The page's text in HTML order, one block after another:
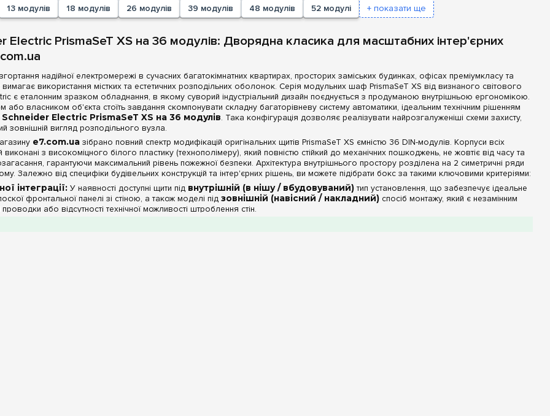
13 модулів 18 модулів 26 модулів 39 модулів 48 модулів 52 модулі + показати ще
Electric PrismaSeT XS на 36 модулів: Дворядна класика для масштабних інтер'єрних
надійної електромережі в сучасних багатокімнатних квартирах, просторих заміських будинках, офісах преміумкласу та
використання містких та естетичних розподільних оболонок. Серія модульних шаф PrismaSeT XS від визнаного світового
є еталонним зразком обладнання, в якому суворий індустріальний дизайн поєднується з продуманою внутрішньою ергономікою.
або власником об'єкта стоїть завдання скомпонувати складну багаторівневу систему автоматики, ідеальним технічним рішенням
Electric PrismaSeT XS на 36 модулів. Така конфігурація дозволяє реалізувати найрозгалуженіші схеми захисту,
зовнішній вигляд розподільного вузла.
e7.com.ua зібрано повний спектр модифікацій оригінальних щитів PrismaSeT XS ємністю 36 DIN-модулів. Корпуси всіх
з високоміцного білого пластику (технополімеру), який повністю стійкий до механічних пошкоджень, не жовтіє від часу та
гарантуючи максимальний рівень пожежної безпеки. Архітектура внутрішнього простору розділена на 2 симетричні ряди
Залежно від специфіки будівельних конструкцій та інтер'єрних рішень, ви можете підібрати бокс за такими ключовими критеріями:
інтеграції:У наявності доступні щити під внутрішній (в нішу / вбудовуваний)тип установлення, що забезпечує ідеальне
фронтальної панелі зі стіною, а також моделі під зовнішній (навісний / накладний)спосіб монтажу, який є незамінним
проводки або відсутності технічної можливості штроблення стін.
дверцят: